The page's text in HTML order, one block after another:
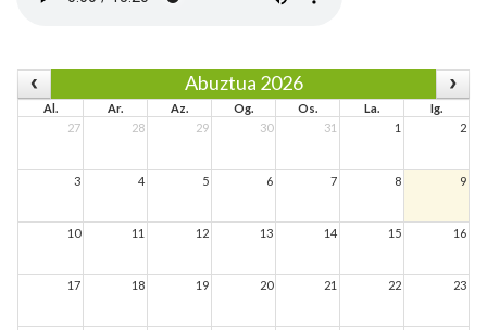
Abuztua 2026
Al. Ar. Az. Og. Os. La.
Ig.
27
28 29 30 31 1 2
3 4 5 6 7 8 9
10 11 12 13 14 15 16
17 18 19 20 21 22 23